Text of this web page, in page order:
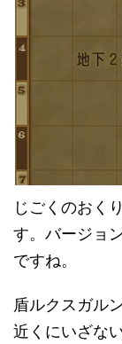
じごくのおく
す。バージョ
ですね。
盾ルクスガル
近くにいざな